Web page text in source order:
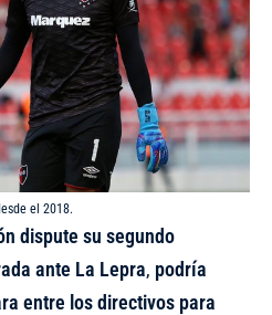
el 2018.
dispute su segundo
ante La Lepra, podría
entre los directivos para